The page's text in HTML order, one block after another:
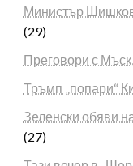
Министър
(29)
Преговори с
Тръмп „попари“
Зеленски обяви
(27)